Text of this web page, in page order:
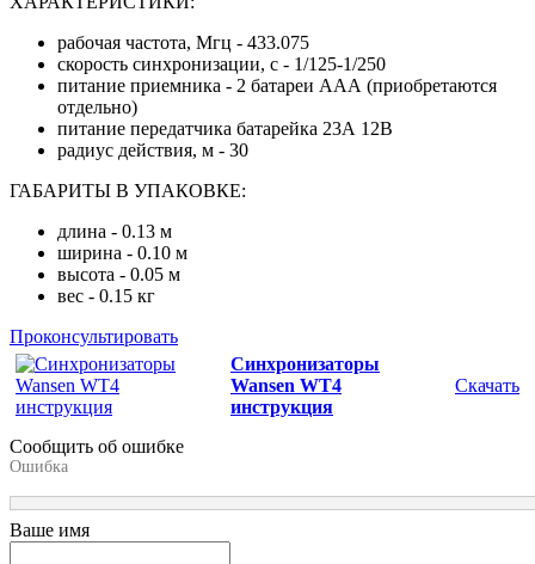
рабочая частота, Мгц - 433.075
скорость синхронизации, с - 1/125-1/250
питание приемника - 2 батареи ААА (приобретаются
отдельно)
питание передатчика батарейка 23А 12В
радиус действия, м - 30
ГАБАРИТЫ В УПАКОВКЕ:
длина - 0.13 м
ширина - 0.10 м
высота - 0.05 м
вес - 0.15 кг
Проконсультировать
Синхронизаторы
Wansen WT4
инструкция
Скачать
Сообщить об ошибке
Ошибка
Ваше имя